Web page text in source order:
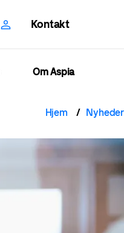
Kontakt
Om Aspia
Hjem Nyheder